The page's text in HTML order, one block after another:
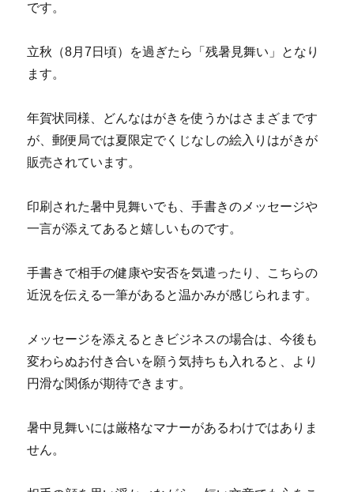
です。
立秋（8月7日頃）を過ぎたら「残暑見舞い」となり
ます。
年賀状同様、どんなはがきを使うかはさまざまです
が、郵便局では夏限定でくじなしの絵入りはがきが
販売されています。
印刷された暑中見舞いでも、手書きのメッセージや
一言が添えてあると嬉しいものです。
手書きで相手の健康や安否を気遣ったり、こちらの
近況を伝える一筆があると温かみが感じられます。
メッセージを添えるときビジネスの場合は、今後も
変わらぬお付き合いを願う気持ちも入れると、より
円滑な関係が期待できます。
暑中見舞いには厳格なマナーがあるわけではありま
せん。